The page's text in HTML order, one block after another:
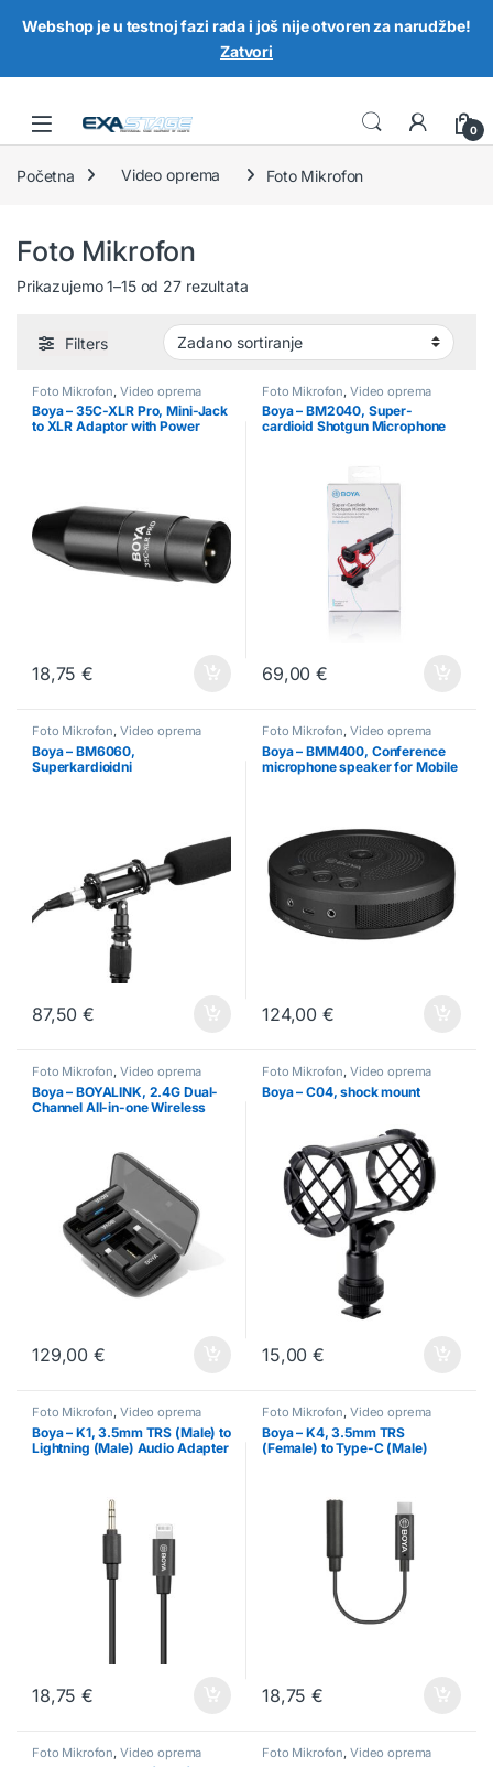
Skip to navigation
Skip to content
0
Početna Video oprema Foto Mikrofon
Foto Mikrofon
Prikazujemo 1–15 od 27 rezultata
Filters
Foto Mikrofon, Video oprema
Boya – 35C-XLR Pro, Mini-Jack
to XLR Adaptor with Power
18,75€
Foto Mikrofon, Video oprema
Boya – BM2040, Super-
cardioid Shotgun Microphone
69,00€
Foto Mikrofon, Video oprema
Boya – BM6060,
Superkardioidni
87,50€
Foto Mikrofon, Video oprema
Boya – BMM400, Conference
microphone speaker for Mobile
124,00€
Foto Mikrofon, Video oprema
Boya – BOYALINK, 2.4G Dual-
Channel All-in-one Wireless
129,00€
Foto Mikrofon, Video oprema
Boya – C04, shock mount
15,00€
Foto Mikrofon, Video oprema
Boya – K1, 3.5mm TRS (Male) to
Lightning (Male) Audio Adapter
18,75€
Foto Mikrofon, Video oprema
Boya – K4, 3.5mm TRS
(Female) to Type-C (Male)
18,75€
Foto Mikrofon, Video oprema Foto Mikrofon, Video oprema
Webshop je u testnoj fazi rada i još nije otvoren za narudžbe!
Zatvori